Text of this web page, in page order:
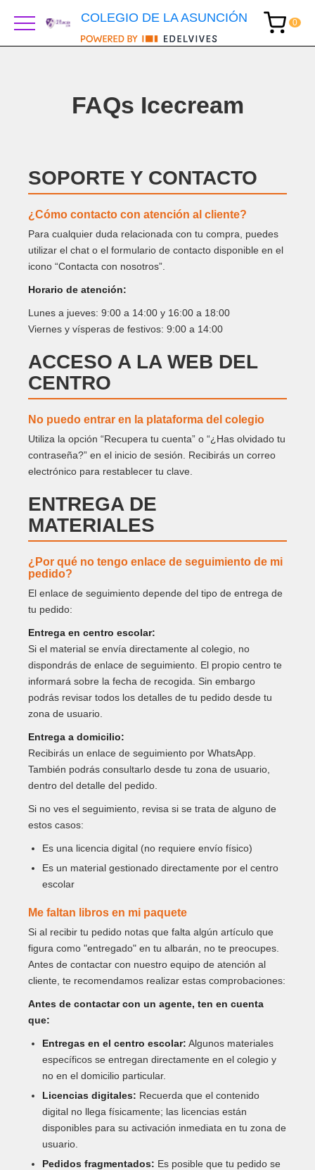
COLEGIO DE LA ASUNCIÓN
FAQs Icecream
SOPORTE Y CONTACTO
¿Cómo contacto con atención al cliente?
Para cualquier duda relacionada con tu compra, puedes
utilizar el chat o el formulario de contacto disponible en el
icono “Contacta con nosotros”.
Horario de atención:
Lunes a jueves: 9:00 a 14:00 y 16:00 a 18:00
Viernes y vísperas de festivos: 9:00 a 14:00
ACCESO A LA WEB DEL
CENTRO
No puedo entrar en la plataforma del colegio
Utiliza la opción “Recupera tu cuenta” o “¿Has olvidado tu
contraseña?” en el inicio de sesión. Recibirás un correo
electrónico para restablecer tu clave.
ENTREGA DE
MATERIALES
¿Por qué no tengo enlace de seguimiento de mi
pedido?
El enlace de seguimiento depende del tipo de entrega de
tu pedido:
Entrega en centro escolar:
Si el material se envía directamente al colegio, no
dispondrás de enlace de seguimiento. El propio centro te
informará sobre la fecha de recogida. Sin embargo
podrás revisar todos los detalles de tu pedido desde tu
zona de usuario.
Entrega a domicilio:
Recibirás un enlace de seguimiento por WhatsApp.
También podrás consultarlo desde tu zona de usuario,
dentro del detalle del pedido.
Si no ves el seguimiento, revisa si se trata de alguno de
estos casos:
Es una licencia digital (no requiere envío físico)
Es un material gestionado directamente por el centro
escolar
Me faltan libros en mi paquete
Si al recibir tu pedido notas que falta algún artículo que
figura como "entregado" en tu albarán, no te preocupes.
Antes de contactar con nuestro equipo de atención al
cliente, te recomendamos realizar estas comprobaciones:
Antes de contactar con un agente, ten en cuenta
que:
Entregas en el centro escolar: Algunos materiales
específicos se entregan directamente en el colegio y
no en el domicilio particular.
Licencias digitales: Recuerda que el contenido
digital no llega físicamente; las licencias están
disponibles para su activación inmediata en tu zona de
usuario.
Pedidos fragmentados: Es posible que tu pedido se